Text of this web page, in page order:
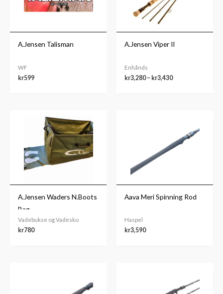
A.Jensen Talisman
WF
kr599
A.Jensen Viper II
Enhånds
kr3,280– kr3,430
A.Jensen Waders N.Boots
Bag
Vadebukse og Vadesko
kr780
Aava Meri Spinning Rod
Haspel
kr3,590
kr6,990